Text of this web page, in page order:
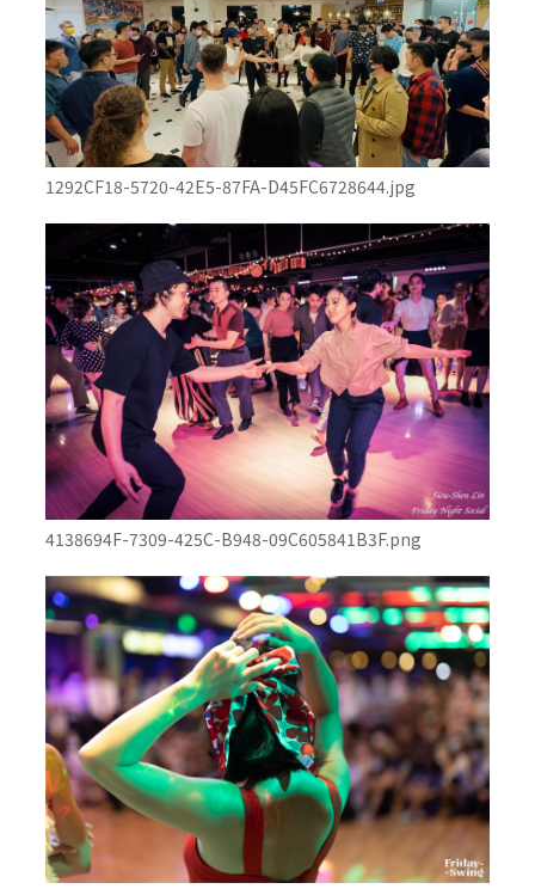
1292CF18-5720-42E5-87FA-D45FC6728644.jpg
4138694F-7309-425C-B948-09C605841B3F.png